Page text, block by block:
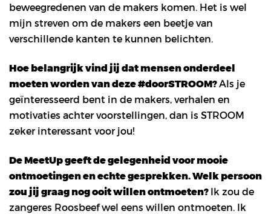
beweegredenen van de makers komen. Het is wel
mijn streven om de makers een beetje van
verschillende kanten te kunnen belichten.
Hoe belangrijk vind jij dat mensen onderdeel
moeten worden van deze #doorSTROOM?Als je
geïnteresseerd bent in de makers, verhalen en
motivaties achter voorstellingen, dan is STROOM
zeker interessant voor jou!
De MeetUp geeft de gelegenheid voor mooie
ontmoetingen en echte gesprekken. Welk persoon
zou jij graag nog ooit willen ontmoeten? Ik zou de
zangeres Roosbeef wel eens willen ontmoeten. Ik